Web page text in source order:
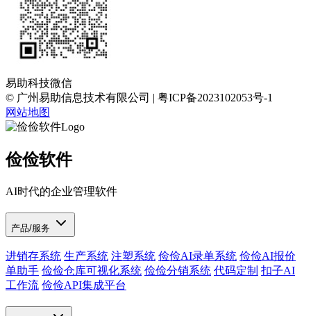
易助科技微信
© 广州易助信息技术有限公司 | 粤ICP备2023102053号-1
网站地图
俭俭软件
AI时代的企业管理软件
产品/服务
进销存系统 生产系统 注塑系统 俭俭AI录单系统 俭俭AI报价
单助手 俭俭仓库可视化系统 俭俭分销系统 代码定制 扣子AI
工作流 俭俭API集成平台